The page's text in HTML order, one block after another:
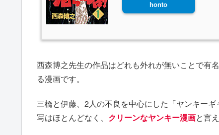
honto
西森博之先生の作品はどれも外れが無いことで有
る漫画です。
三橋と伊藤、2人の不良を中心にした「ヤンキー
写はほとんどなく、 クリーンなヤンキー漫画と言